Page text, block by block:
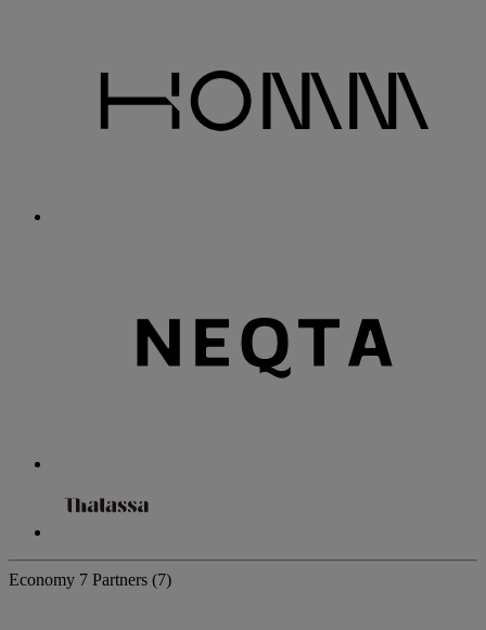
Economy 7 Partners (7)